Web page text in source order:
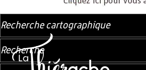
Recherche cartographique
Recherche